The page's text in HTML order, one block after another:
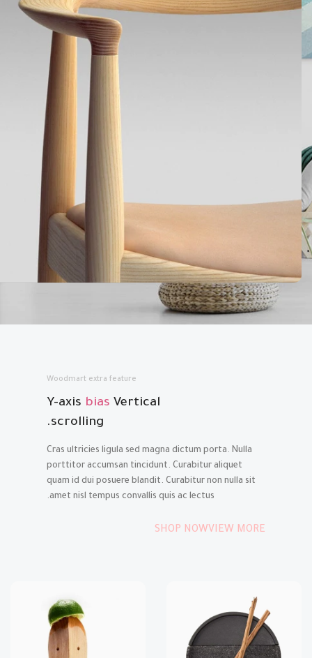
Woodmart extra feature
Y-axis bias Vertical
scrolling.
Cras ultricies ligula sed magna dictum porta. Nulla
porttitor accumsan tincidunt. Curabitur aliquet
quam id dui posuere blandit. Curabitur non nulla sit
amet nisl tempus convallis quis ac lectus.
VIEW MORE
SHOP NOW